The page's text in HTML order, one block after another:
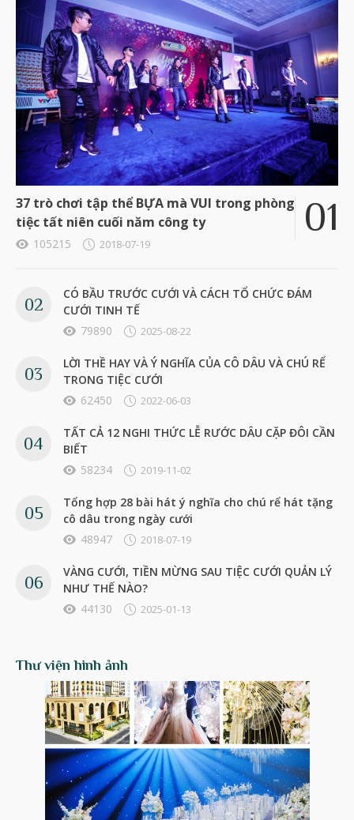
37 trò chơi tập thể BỰA mà VUI trong phòng
tiệc tất niên cuối năm công ty
105215 2018-07-19
CÓ BẦU TRƯỚC CƯỚI VÀ CÁCH TỔ CHỨC ĐÁM
CƯỚI TINH TẾ
79890
2025-08-22
LỜI THỀ HAY VÀ Ý NGHĨA CỦA CÔ DÂU VÀ CHÚ RỂ
TRONG TIỆC CƯỚI
62450
2022-06-03
TẤT CẢ 12 NGHI THỨC LỄ RƯỚC DÂU CẶP ĐÔI CẦN
BIẾT
58234
2019-11-02
Tổng hợp 28 bài hát ý nghĩa cho chú rể hát tặng
cô dâu trong ngày cưới
48947
2018-07-19
VÀNG CƯỚI, TIỀN MỪNG SAU TIỆC CƯỚI QUẢN LÝ
NHƯ THẾ NÀO?
44130
2025-01-13
Thư viện hình ảnh